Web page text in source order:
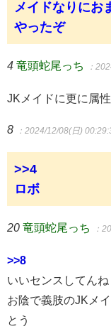
メイドなりにお
やったぞ
4 竜頭蛇尾っち ：
JKメイドに更に属
8 ：2024/12/08(日)
>>4
ロボ
20 竜頭蛇尾っち ：
>>8
いいセンスしてんね
お陰で義肢のJKメ
とう